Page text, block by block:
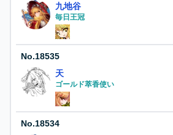
九地谷
毎日王冠
No.18535
天
ゴールド萃香使い
No.18534